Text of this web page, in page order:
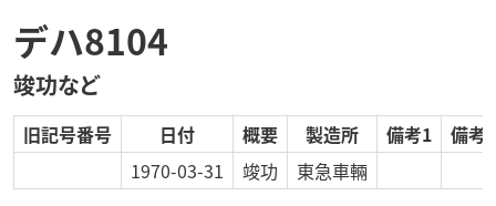
デハ8104
竣功など
旧記号番号 日付 概要 製造所 備考1
備考2
1970-03-31
竣功 東急車輛